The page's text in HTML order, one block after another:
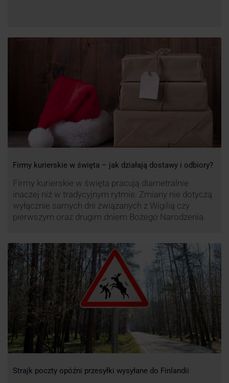
Firmy kurierskie w święta – jak działają dostawy i odbiory?
Firmy kurierskie w święta pracują diametralnie
inaczej niż w tradycyjnym rytmie. Zmiany nie dotyczą
wyłącznie samych dni związanych z Wigilią czy
pierwszym oraz drugim dniem Bożego Narodzenia.
Strajk poczty opóźni przesyłki wysyłane do Finlandii